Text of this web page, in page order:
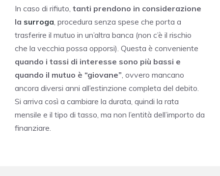
In caso di rifiuto, tanti prendono in considerazione
la surroga , procedura senza spese che porta a
trasferire il mutuo in un’altra banca (non c’è il rischio
che la vecchia possa opporsi). Questa è conveniente
quando i tassi di interesse sono più bassi e
quando il mutuo è “giovane” , ovvero mancano
ancora diversi anni all’estinzione completa del debito.
Si arriva così a cambiare la durata, quindi la rata
mensile e il tipo di tasso, ma non l’entità dell’importo da
finanziare.